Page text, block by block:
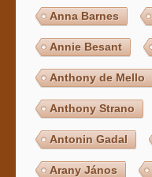
Anna Barnes
Annie Besant
Anthony de Mello
Anthony Strano
Antonin Gadal
Arany János